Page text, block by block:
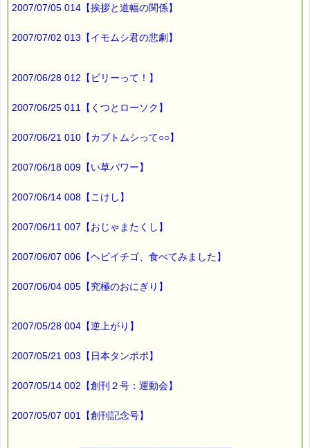
数日後にテレビで見るなんて・・・
なんという偶然でしょう！
無かったから今まで気付かなかった
そのときの感情に働きかける
最後まで読んでいただきありがとうございます。
お客様からのご投稿もお待ちしています。
━━━━━━━━☆
タイプ ：くじタイプ
200円（1等）～50円（3等）の範囲内で割引きになります。
当たる確率は（1等：5% 2等：10% 3等：85%）です。
す。
→https://pass-thyme.com/info/#coupon
2007/07/05 014【挨拶と道幅の関係】
2007/07/02 013【イモムシ君の悲劇】
2007/06/28 012【ビリーって！】
2007/06/25 011【くつとローソク】
2007/06/21 010【カブトムシって○○】
2007/06/18 009【い草パワー】
2007/06/14 008【こけし】
2007/06/11 007【おじゃまたくし】
2007/06/07 006【ヘビイチゴ、食べてみました】
2007/06/04 005【究極のおにぎり】
2007/05/28 004【逆上がり】
2007/05/21 003【日本タンポポ】
2007/05/14 002【創刊２号：運動会】
2007/05/07 001【創刊記念号】